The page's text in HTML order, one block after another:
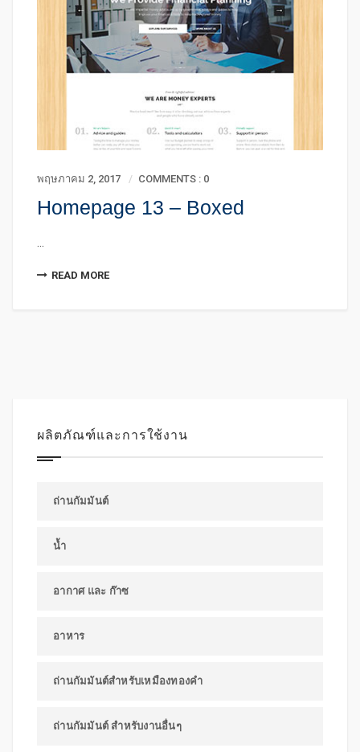
พฤษภาคม 2, 2017 COMMENTS : 0
Homepage 13 – Boxed
...
READ MORE
ผลิตภัณฑ์และการใช้งาน
ถ่านกัมมันต์
น้ำ
อากาศ และ ก๊าซ
อาหาร
ถ่านกัมมันต์สำหรับเหมืองทองคำ
ถ่านกัมมันต์ สำหรับงานอื่นๆ